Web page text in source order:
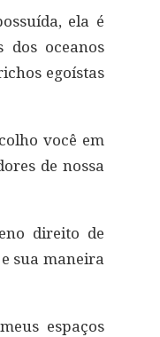
ela é
oceanos
egoístas
você em
de nossa
direito de
sua maneira
espaços